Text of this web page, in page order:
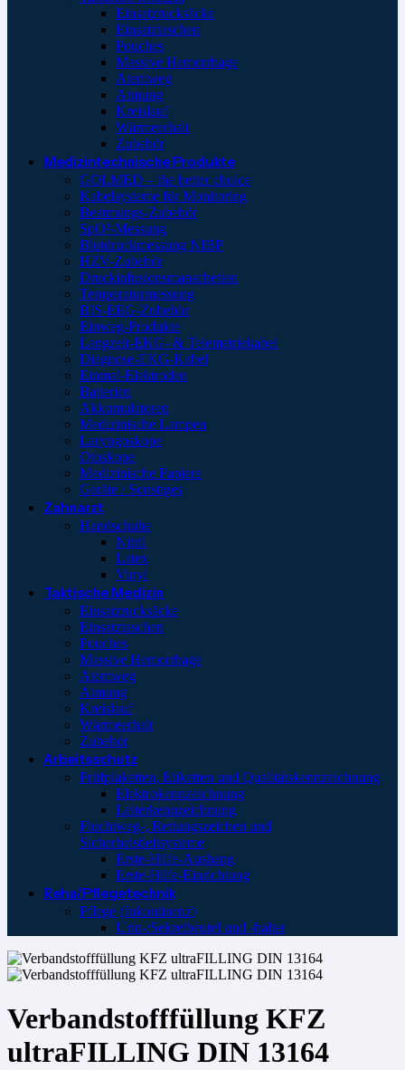
Einsatzrucksäcke
Einsatztaschen
Pouches
Massive Hemorrhage
Atemweg
Atmung
Kreislauf
Wärmeerhalt
Zubehör
Medizintechnische Produkte
GOLMED – the better choice
Kabelsysteme für Monitoring
Beatmungs-Zubehör
SpO²-Messung
Blutdruckmessung NIBP
HZV-Zubehör
Druckinfusionsmanschetten
Temperaturmessung
BIS-EEG-Zubehör
Einweg-Produkte
Langzeit-EKG- & Telemetriekabel
Diagnose-EKG-Kabel
Einmal-Elektroden
Batterien
Akkumulatoren
Medizinische Lampen
Laryngoskope
Otoskope
Medizinische Papiere
Geräte / Sonstiges
Zahnarzt
Handschuhe
Nitril
Latex
Vinyl
Taktische Medizin
Einsatzrucksäcke
Einsatztaschen
Pouches
Massive Hemorrhage
Atemweg
Atmung
Kreislauf
Wärmeerhalt
Zubehör
Arbeitsschutz
Prüfplaketten, Etiketten und Qualitätskennzeichnung
Elektrokennzeichnung
Leiterkennzeichnung
Fluchtweg-, Rettungszeichen und
Sicherheistleitsysteme
Erste-Hilfe-Aushang
Erste-Hilfe-Einrichtung
Reha/Pflegetechnik
Pflege (Inkontinenz)
Urin-/Sekretbeutel und -halter
Verbandstofffüllung KFZ
ultraFILLING DIN 13164